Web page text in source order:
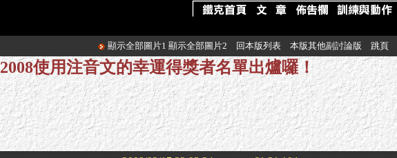
顯示全部圖片1 顯示全部圖片2 回本版列表 本版其他副討論版 跳頁
2008使用注音文的幸運得獎者名單出爐囉！